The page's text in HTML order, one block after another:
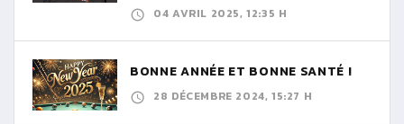
04 AVRIL 2025, 12:35 H
BONNE ANNÉE ET BONNE SANTÉ !
28 DÉCEMBRE 2024, 15:27 H